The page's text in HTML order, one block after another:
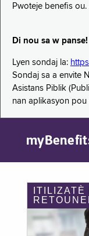
Pwoteje benefis
Di nou sa w
Lyen sondaj la:
Sondaj sa a envite
Asistans Piblik
nan aplikasyon
ITILIZATÈ